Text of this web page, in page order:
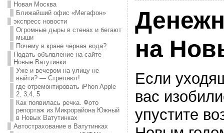
Новая Москва
Ближайший офис «Мегафон»
экспресс новости
Огромные дыры в стенах и бегают
мыши
Почему в кране чёрная вода?
Подать объявление на сайте
Новые Ватутинки
Уже и вечером на улицу не
выйти? — Стреляют!
где отремонтировать iPhon Apple
2, 3,4, 5
Как появилась речка. Фото
репортаж из Микрорайона Южный
в Новых Ватутинках
Автострахование в Ватутинках
на
Если
вас
упустите